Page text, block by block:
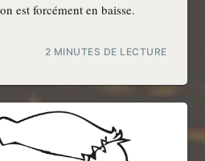
est forcément en baisse.
2 MINUTES DE LECTURE